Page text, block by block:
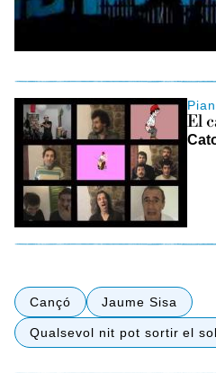
El
Cançó Jaume Sisa
Qualsevol nit pot sortir el sol